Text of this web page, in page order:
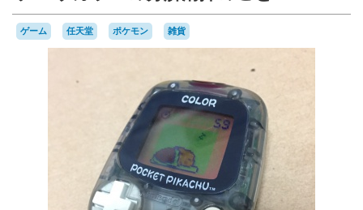
ゲーム 任天堂 ポケモン 雑貨